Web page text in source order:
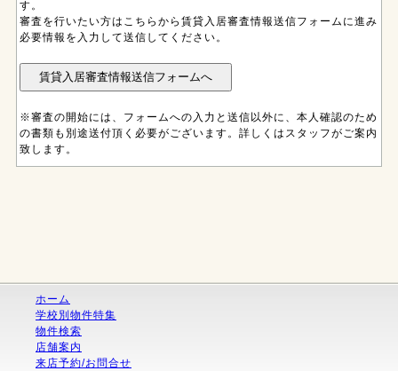
す。
審査を行いたい方はこちらから賃貸入居審査情報送信フォームに進み
必要情報を入力して送信してください。
※審査の開始には、フォームへの入力と送信以外に、本人確認のため
の書類も別途送付頂く必要がございます。詳しくはスタッフがご案内
致します。
ホーム
学校別物件特集
物件検索
店舗案内
来店予約/お問合せ